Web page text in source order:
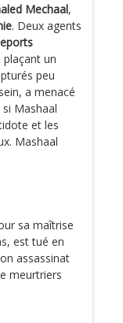
Mechaal,
. Deux agents
un
peu
a menacé
Mashaal
et les
Mashaal
sa maîtrise
est tué en
assassinat
meurtriers